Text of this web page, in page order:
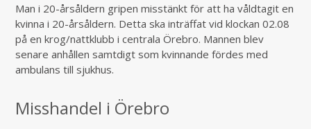
Man i 20-årsåldern gripen misstänkt för att ha våldtagit en
kvinna i 20-årsåldern. Detta ska inträffat vid klockan 02.08
på en krog/nattklubb i centrala Örebro. Mannen blev
senare anhållen samtdigt som kvinnande fördes med
ambulans till sjukhus.
Misshandel i Örebro